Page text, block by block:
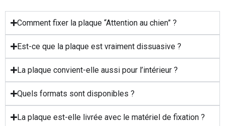
Comment fixer la plaque “Attention au chien” ?
Est-ce que la plaque est vraiment dissuasive ?
La plaque convient-elle aussi pour l’intérieur ?
Quels formats sont disponibles ?
La plaque est-elle livrée avec le matériel de fixation ?